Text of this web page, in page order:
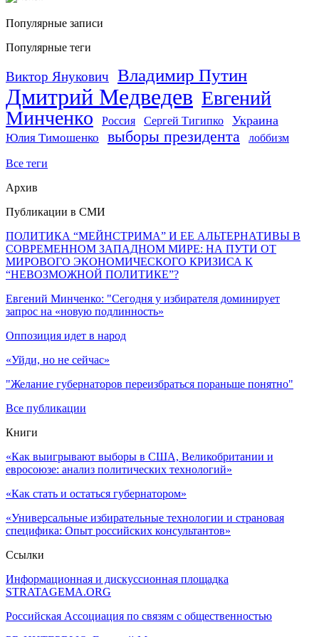
Популярные записи
Популярные теги
Виктор Янукович Владимир Путин
Дмитрий Медведев Евгений
Минченко
Россия Сергей Тигипко Украина
Юлия Тимошенко выборы президента лоббизм
Все теги
Архив
Публикации в СМИ
ПОЛИТИКА “МЕЙНСТРИМА” И ЕЕ АЛЬТЕРНАТИВЫ В
СОВРЕМЕННОМ ЗАПАДНОМ МИРЕ: НА ПУТИ ОТ
МИРОВОГО ЭКОНОМИЧЕСКОГО КРИЗИСА К
“НЕВОЗМОЖНОЙ ПОЛИТИКЕ”?
Евгений Минченко: "Сегодня у избирателя доминирует
запрос на «новую подлинность»
Оппозиция идет в народ
«Уйди, но не сейчас»
"Желание губернаторов переизбраться пораньше понятно"
Все публикации
Книги
«Как выигрывают выборы в США, Великобритании и
евросоюзе: анализ политических технологий»
«Как стать и остаться губернатором»
«Универсальные избирательные технологии и страновая
специфика: Опыт российских консультантов»
Ссылки
Информационная и дискуссионная площадка
STRATAGEMA.ORG
Российская Ассоциация по связям с общественностью